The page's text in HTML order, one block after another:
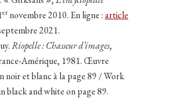
er novembre 2010. En ligne :article
2021.
Riopelle : Chasseur d’images,
Amérique, 1981. Œuvre
noir et blanc à la page 89 / Work
black and white on page 89.